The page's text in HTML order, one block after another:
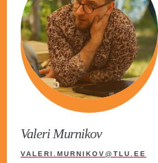
Valeri Murnikov
VALERI.MURNIKOV@TLU.EE